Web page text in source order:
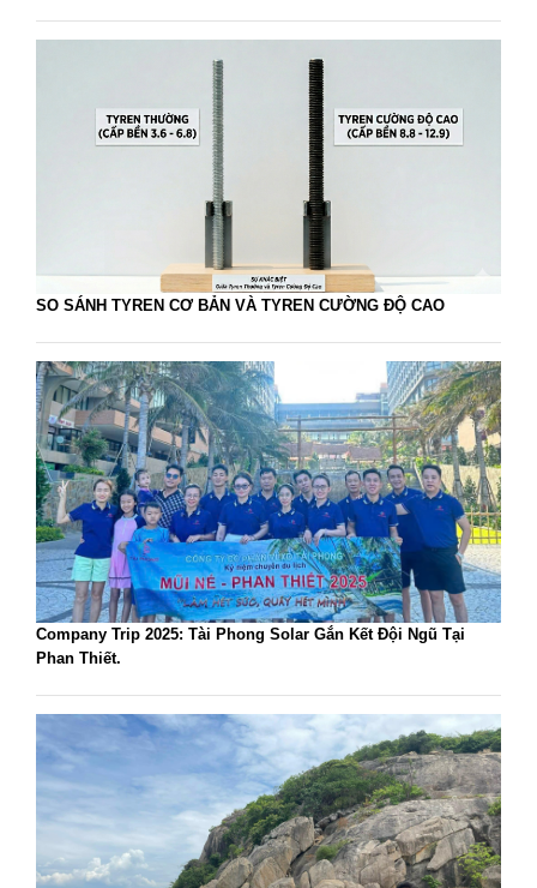
SO SÁNH TYREN CƠ BẢN VÀ TYREN CƯỜNG ĐỘ CAO
Company Trip 2025: Tài Phong Solar Gắn Kết Đội Ngũ Tại
Phan Thiết.